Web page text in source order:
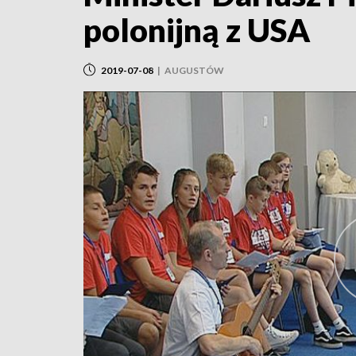
polonijną z USA
2019-07-08 | AUGUSTÓW